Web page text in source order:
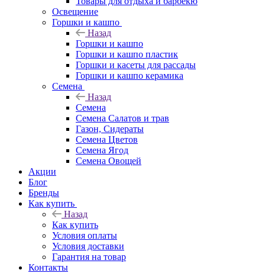
Освещение
Горшки и кашпо
Назад
Горшки и кашпо
Горшки и кашпо пластик
Горшки и касеты для рассады
Горшки и кашпо керамика
Семена
Назад
Семена
Семена Салатов и трав
Газон, Сидераты
Семена Цветов
Семена Ягод
Семена Овощей
Акции
Блог
Бренды
Как купить
Назад
Как купить
Условия оплаты
Условия доставки
Гарантия на товар
Контакты